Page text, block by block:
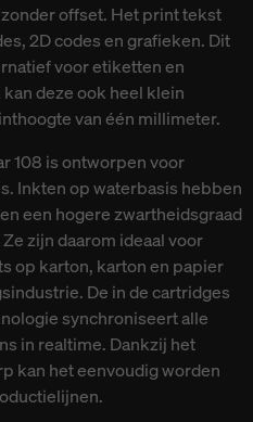
offset. Het print tekst
2D codes en grafieken. Dit
voor etiketten en
deze ook heel klein
van één millimeter.
108 is ontworpen voor
Inkten op waterbasis hebben
een hogere zwartheidsgraad
zijn daarom ideaal voor
op karton, karton en papier
De in de cartridges
synchroniseert alle
in realtime. Dankzij het
kan het eenvoudig worden